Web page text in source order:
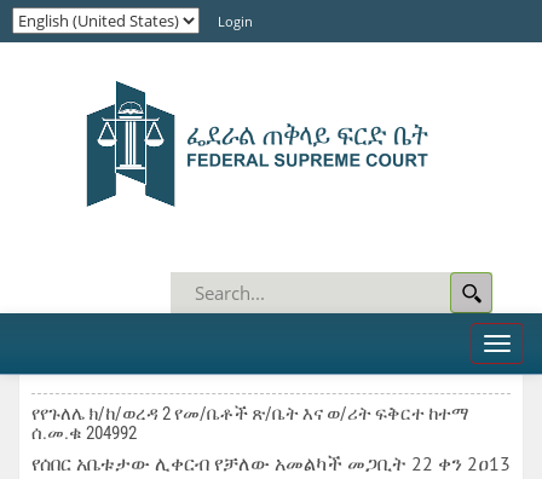
Login
Toggle
የየጉለሌ ክ/ከ/ወረዳ 2 የመ/ቤቶች ጽ/ቤት እና ወ/ሪት ፍቅርተ ከተማ
ሰ.መ.ቁ 204992
የሰበር አቤቱታው ሊቀርብ የቻለው አመልካች መጋቢት 22 ቀን 2ዐ13